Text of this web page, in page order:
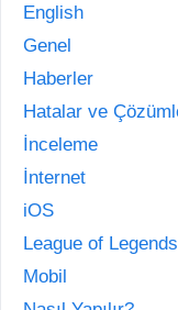
English
Genel
Haberler
Hatalar ve
İnceleme
İnternet
iOS
League of Legends
Mobil